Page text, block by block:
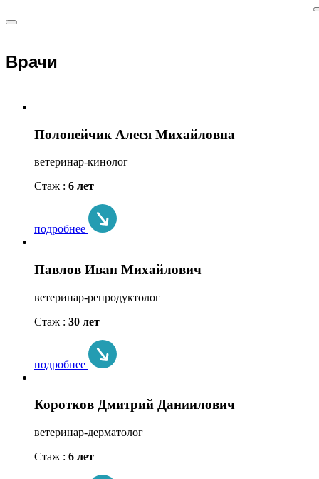
Врачи
Полонейчик Алеся Михайловна
ветеринар-кинолог
Стаж : 6 лет
подробнее
Павлов Иван Михайлович
ветеринар-репродуктолог
Стаж : 30 лет
подробнее
Коротков Дмитрий Даниилович
ветеринар-дерматолог
Стаж : 6 лет